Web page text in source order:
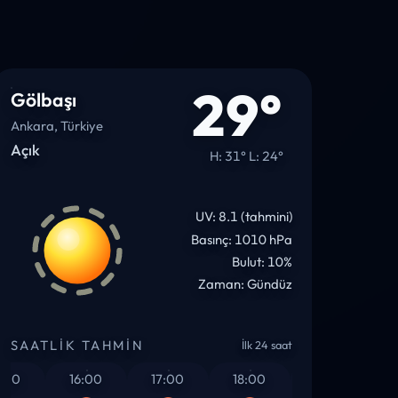
Gölbaşı
Ankara, Türkiye
Açık 29°
H: 31° L: 24°
UV: 8.1 (tahmini)
Basınç: 1010 hPa
Bulut: 10%
Zaman: Gündüz
SAATLIK TAHMIN İlk 24 saat
16:00 17:00 18:00